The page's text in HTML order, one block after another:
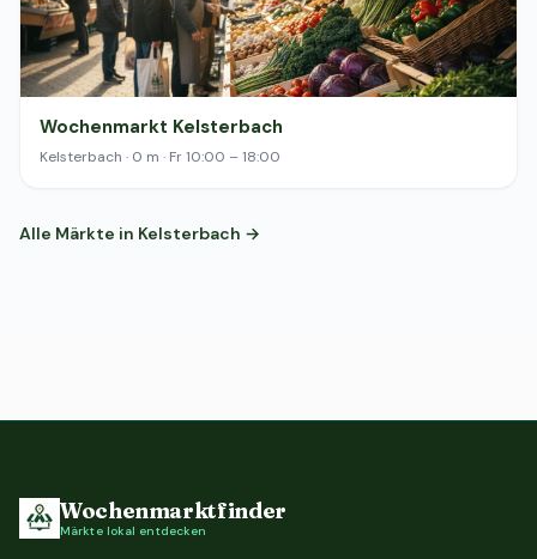
Wochenmarkt Kelsterbach
Kelsterbach · 0 m · Fr 10:00 – 18:00
Alle Märkte in Kelsterbach →
Wochenmarktfinder
Märkte lokal entdecken